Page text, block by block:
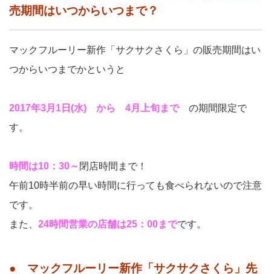
売期間はいつからいつまで？
マックフルーリー新作「サクサクさくら」の販売期間はい
つからいつまでかというと
2017年3月1日(水) から 4月上旬まで の期間限定で
す。
時間は10：30～ 閉店時間まで！
午前10時半前の早い時間に行っても食べられないので注意
です。
また、 24時間営業の店舗は25：00までです。
● マックフルーリー新作「サクサクさくら」先